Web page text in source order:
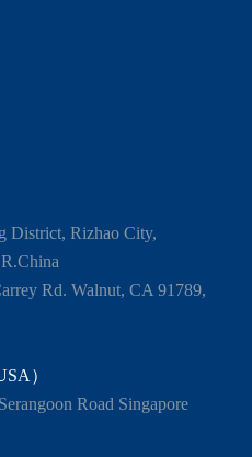
District, Rizhao City,
Rd. Walnut, CA 91789,
）
Road Singapore